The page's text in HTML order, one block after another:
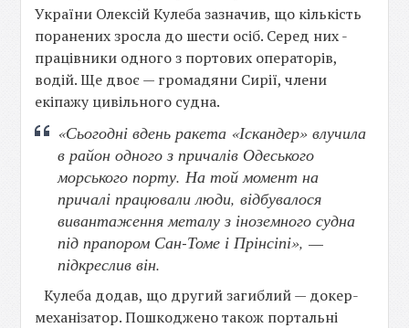
України Олексій Кулеба зазначив, що кількість
поранених зросла до шести осіб. Серед них -
працівники одного з портових операторів,
водій. Ще двоє — громадяни Сирії, члени
екіпажу цивільного судна.
«Сьогодні вдень ракета «Іскандер» влучила
в район одного з причалів Одеського
морського порту. На той момент на
причалі працювали люди, відбувалося
вивантаження металу з іноземного судна
під прапором Сан-Томе і Прінсіпі», —
підкреслив він.
Кулеба додав, що другий загиблий — докер-
механізатор. Пошкоджено також портальні